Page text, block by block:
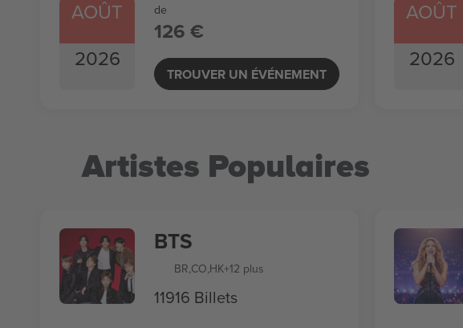
AOÛT
2026
de
126 €
TROUVER UN ÉVÉNEMENT
AOÛT
2026
Artistes Populaires
BTS
BR,CO,HK+12 plus
11916 Billets